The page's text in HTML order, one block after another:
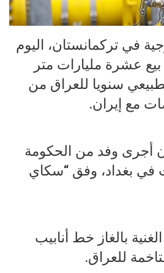
في تركمانستان، اليوم
بيع عشرة مليارات متر
سنويا للعراق من
مع إيران.
أجرى وفد من الحكومة
في بغداد، وفق “سكاي
بالغاز خط أنابيب
للعراق.